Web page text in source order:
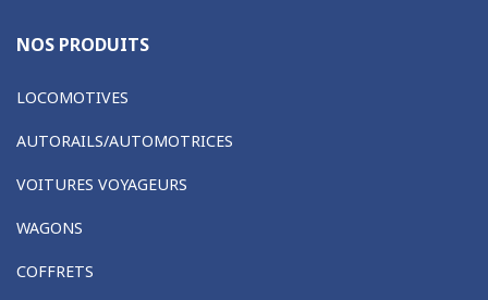
NOS PRODUITS
LOCOMOTIVES
AUTORAILS/AUTOMOTRICES
VOITURES VOYAGEURS
WAGONS
COFFRETS